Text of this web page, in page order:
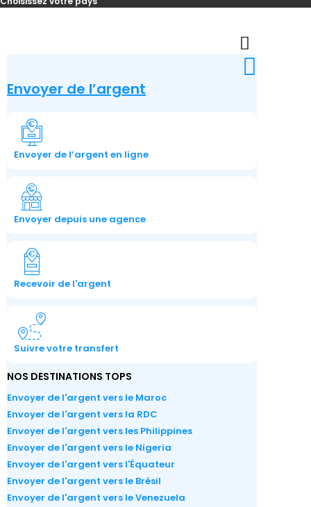
Skip
Envoyer de l’argent
Envoyer de l’argent en ligne
Envoyer depuis une agence
Recevoir de l'argent​
Suivre votre transfert
NOS DESTINATIONS TOPS
Envoyer de l'argent vers le Maroc
Envoyer de l'argent vers la RDC
Envoyer de l'argent vers les Philippines
Envoyer de l'argent vers le Nigeria
Envoyer de l'argent vers l'Équateur
Envoyer de l'argent vers le Brésil
Envoyer de l'argent vers le Venezuela